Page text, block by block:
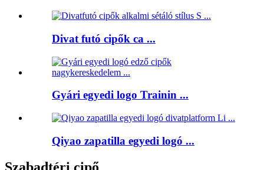
Divat futó cipők ca ...
Gyári egyedi logo Trainin ...
Qiyao zapatilla egyedi logó ...
Szabadtéri cipő